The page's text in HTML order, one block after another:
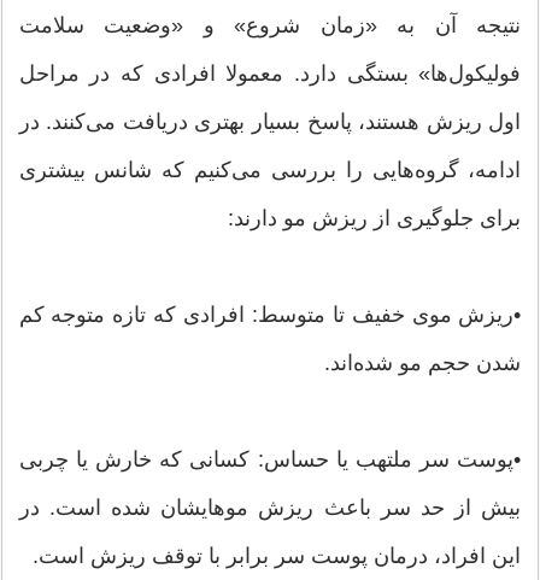
نتیجه آن به «زمان شروع» و «وضعیت سلامت
فولیکول‌ها» بستگی دارد. معمولا افرادی که در مراحل
اول ریزش هستند، پاسخ بسیار بهتری دریافت می‌کنند. در
ادامه، گروه‌هایی را بررسی می‌کنیم که شانس بیشتری
برای جلوگیری از ریزش مو دارند:
•ریزش موی خفیف تا متوسط: افرادی که تازه متوجه کم
شدن حجم مو شده‌اند.
•پوست سر ملتهب یا حساس: کسانی که خارش یا چربی
بیش از حد سر باعث ریزش موهایشان شده است. در
این افراد، درمان پوست سر برابر با توقف ریزش است.